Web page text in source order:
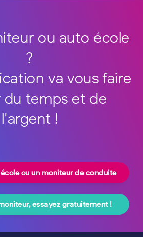
ou auto école
?
va vous faire
du temps et de
l'argent !
ou un moniteur de conduite
essayez gratuitement !